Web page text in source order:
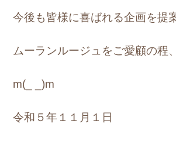
今後も皆様に喜ばれる企画を提
ムーランルージュをご愛顧の程
m(_ _)m
令和５年１１月１日